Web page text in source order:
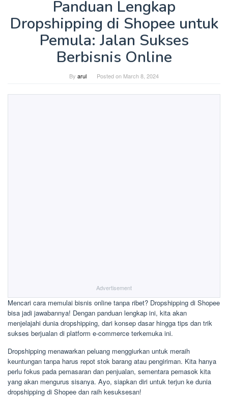
Panduan Lengkap
Dropshipping di Shopee untuk
Pemula: Jalan Sukses
Berbisnis Online
By arul Posted on March 8, 2024
Advertisement
Mencari cara memulai bisnis online tanpa ribet? Dropshipping di Shopee
bisa jadi jawabannya! Dengan panduan lengkap ini, kita akan
menjelajahi dunia dropshipping, dari konsep dasar hingga tips dan trik
sukses berjualan di platform e-commerce terkemuka ini.
Dropshipping menawarkan peluang menggiurkan untuk meraih
keuntungan tanpa harus repot stok barang atau pengiriman. Kita hanya
perlu fokus pada pemasaran dan penjualan, sementara pemasok kita
yang akan mengurus sisanya. Ayo, siapkan diri untuk terjun ke dunia
dropshipping di Shopee dan raih kesuksesan!